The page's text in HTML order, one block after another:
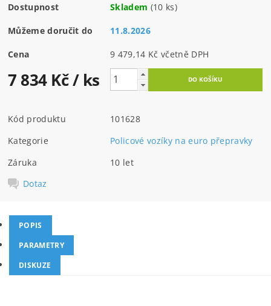
Dostupnost Skladem (10 ks)
Můžeme doručit do 11.8.2026
Cena 9 479,14 Kč včetně DPH
7 834 Kč/ ks
Kód produktu
101628
Kategorie
Policové vozíky na euro přepravky
Záruka
10 let
Dotaz
POPIS
PARAMETRY
DISKUZE